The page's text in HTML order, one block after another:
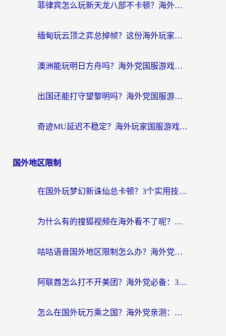
菲律宾怎么玩新天龙八部不卡顿？海外党国服游戏加速器终极指南（附欧洲国外玩家实测）
缅甸玩云顶之弈总掉帧？这份海外玩家专属加速器攻略帮你上分
澳洲能玩明日方舟吗？海外党国服游戏畅玩终极指南（附实用加速器选择技巧）
出国还能打守望黎明吗？海外党国服游戏不卡顿的终极解法
奇迹MU延迟不稳定？海外玩家国服游戏加速器终极指南：从卡顿到丝滑的秘密
国外地区限制
在国外玩梦幻新诛仙总卡顿？3个实用技巧解决海外党痛点（附回国加速器选择指南）
为什么有的搜狐视频在海外看不了呢？留学生亲测有效的回国加速攻略
咕咕语音国外地区限制怎么办？海外党必备的回国加速器选择指南（附音悦Tai、搜狐视频解决妙招）
阿联酋怎么打不开美团？海外党必备：3步解决回国追剧、看球、刷B站的全部烦恼
怎么在国外玩万乘之国？海外党亲测：突破限制的3个实用技巧